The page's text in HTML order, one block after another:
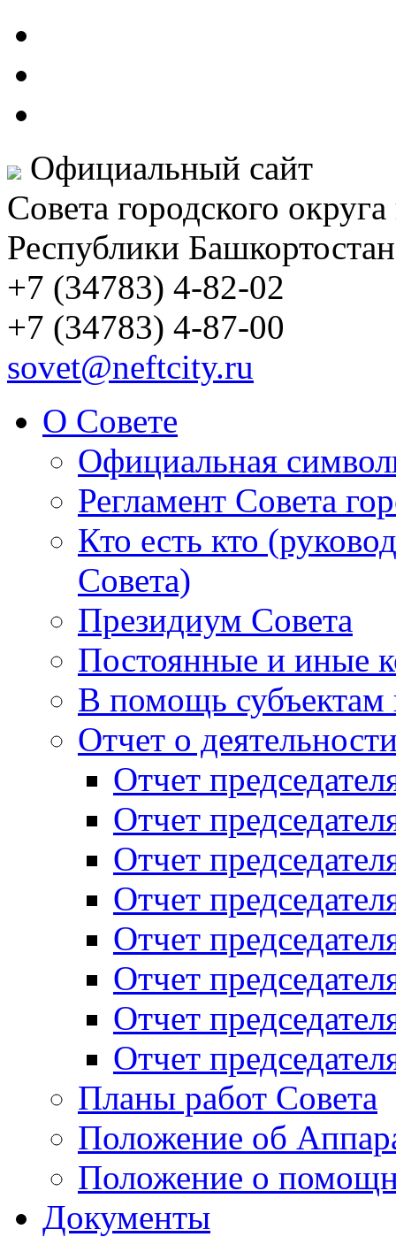
Официальный сайт
Совета городского
Республики Башкортостан
+7 (34783) 4-82-02
+7 (34783) 4-87-00
sovet@neftcity.ru
О Совете
Официальная
Регламент Совета
Кто есть кто
Совета)
Президиум Совета
Постоянные и иные
В помощь субъектам
Отчет о
Отчет
Отчет
Отчет
Отчет
Отчет
Отчет
Отчет
Отчет
Планы работ Совета
Положение об
Положение о
Документы